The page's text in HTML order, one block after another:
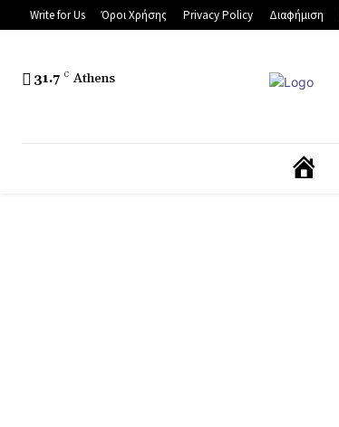
Write for Us Όροι Χρήσης Privacy Policy Διαφήμιση
31.7 C Athens